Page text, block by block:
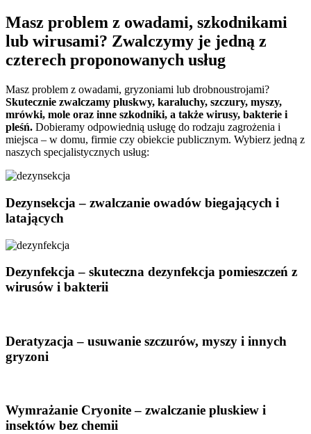
Masz problem z owadami, szkodnikami
lub wirusami? Zwalczymy je jedną z
czterech proponowanych usług
Masz problem z owadami, gryzoniami lub drobnoustrojami?
Skutecznie zwalczamy pluskwy, karaluchy, szczury, myszy,
mrówki, mole oraz inne szkodniki, a także wirusy, bakterie i
pleśń. Dobieramy odpowiednią usługę do rodzaju zagrożenia i
miejsca – w domu, firmie czy obiekcie publicznym. Wybierz jedną z
naszych specjalistycznych usług:
Dezynsekcja – zwalczanie owadów biegających i
latających
Dezynfekcja – skuteczna dezynfekcja pomieszczeń z
wirusów i bakterii
Deratyzacja – usuwanie szczurów, myszy i innych
gryzoni
Wymrażanie Cryonite – zwalczanie pluskiew i
insektów bez chemii